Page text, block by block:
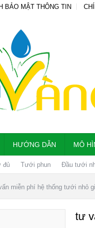
BẢO MẬT THÔNG TIN
HƯỚNG DẪN MÔ
đủ Tưới phun Đầu tưới
miễn phí hệ thống tưới nhỏ
tư